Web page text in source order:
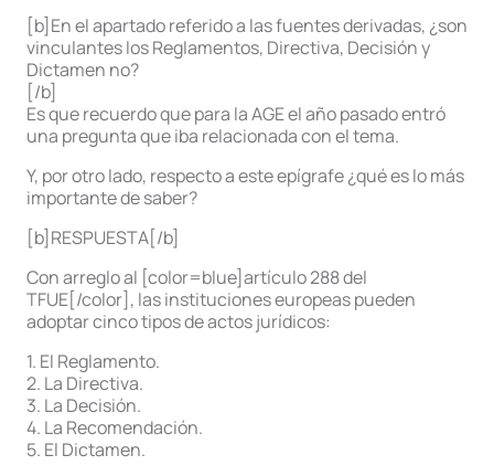
[b]En el apartado referido a las fuentes derivadas, ¿son
vinculantes los Reglamentos, Directiva, Decisión y
Dictamen no?
[/b]
Es que recuerdo que para la AGE el año pasado entró
una pregunta que iba relacionada con el tema.
Y, por otro lado, respecto a este epígrafe ¿qué es lo más
importante de saber?
[b]RESPUESTA[/b]
Con arreglo al [color=blue]artículo 288 del
TFUE[/color], las instituciones europeas pueden
adoptar cinco tipos de actos jurídicos:
1. El Reglamento.
2. La Directiva.
3. La Decisión.
4. La Recomendación.
5. El Dictamen.